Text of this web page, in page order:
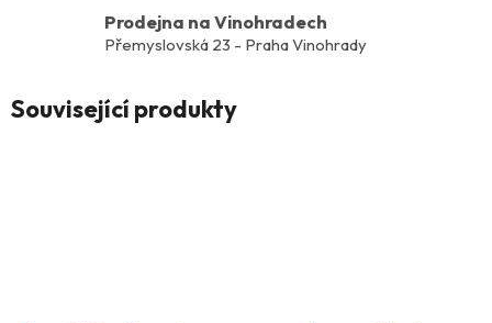
Prodejna na Vinohradech
Přemyslovská 23 - Praha Vinohrady
Související produkty